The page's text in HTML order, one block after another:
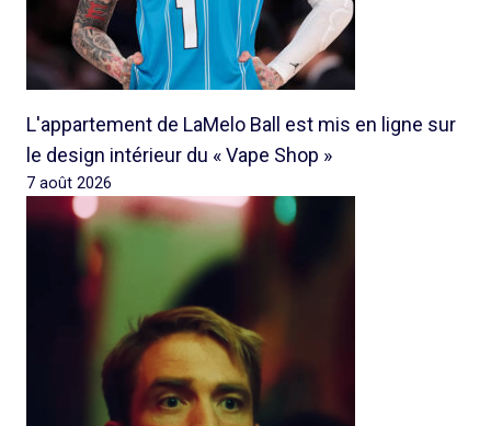
L'appartement de LaMelo Ball est mis en ligne sur
le design intérieur du « Vape Shop »
7 août 2026